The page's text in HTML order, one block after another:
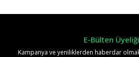
E-Bülten Üyeliği
Kampanya ve yeniliklerden haberdar